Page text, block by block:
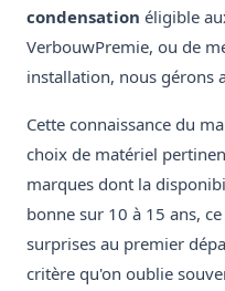
condensation éligible
VerbouwPremie, ou de
installation, nous gérons
Cette connaissance du
choix de matériel
marques dont la
bonne sur 10 à 15 ans,
surprises au premier
critère qu'on oublie